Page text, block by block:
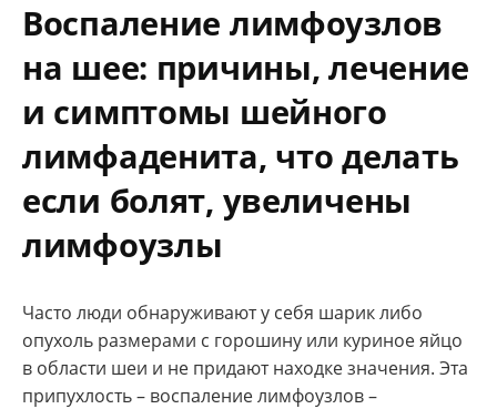
Воспаление лимфоузлов
на шее: причины, лечение
и симптомы шейного
лимфаденита, что делать
если болят, увеличены
лимфоузлы
Часто люди обнаруживают у себя шарик либо
опухоль размерами с горошину или куриное яйцо
в области шеи и не придают находке значения. Эта
припухлость – воспаление лимфоузлов –